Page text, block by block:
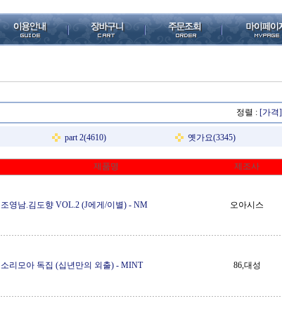
정렬 : [가격]
part 2(4610) 옛가요(3345)
제품명 제조사
조영남.김도향 VOL.2 (J에게/이별) - NM 오아시스
소리모아 독집 (십년만의 외출) - MINT 86,대성